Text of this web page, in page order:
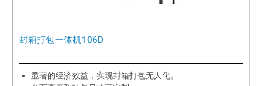
封箱打包一体机106D
显著的经济效益，实现封箱打包无人化。